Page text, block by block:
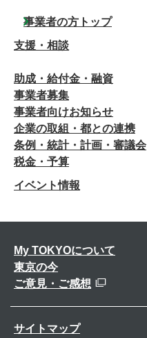
事業者の方トップ
支援・相談
助成・給付金・融資
事業者募集
事業者向けお知らせ
企業の取組・都との連携
条例・統計・計画・審議会
税金・予算
イベント情報
My TOKYOについて
東京の今
ご意見・ご感想
サイトマップ